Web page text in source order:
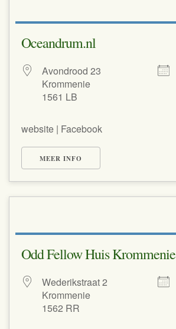
Oceandrum.nl
Avondrood 23
Krommenie
1561 LB
website | Facebook
MEER INFO
Odd Fellow Huis Krommenie
Wederikstraat 2
Krommenie
1562 RR